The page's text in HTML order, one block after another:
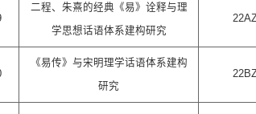
二程、朱熹的经典《易》诠释与理
学思想话语体系建构研究
《易传》与宋明理学话语体系建构
研究